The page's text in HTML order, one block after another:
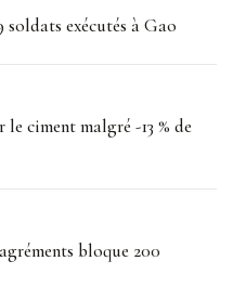
exécutés à Gao
ciment malgré -13 % de
bloque 200